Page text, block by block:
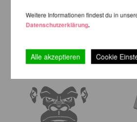
Weitere Informationen findest du in
Datenschutzerklärung.
Alle akzeptieren Cookie